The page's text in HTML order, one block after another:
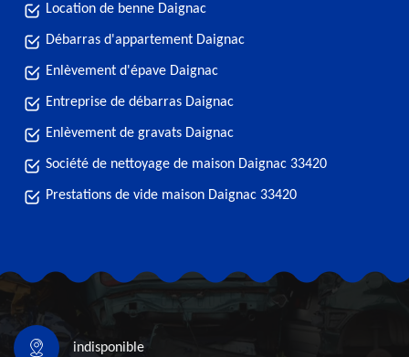
Location de benne Daignac
Débarras d'appartement Daignac
Enlèvement d'épave Daignac
Entreprise de débarras Daignac
Enlèvement de gravats Daignac
Société de nettoyage de maison Daignac 33420
Prestations de vide maison Daignac 33420
indisponible